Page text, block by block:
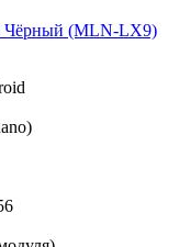
Чёрный (MLN-LX9)